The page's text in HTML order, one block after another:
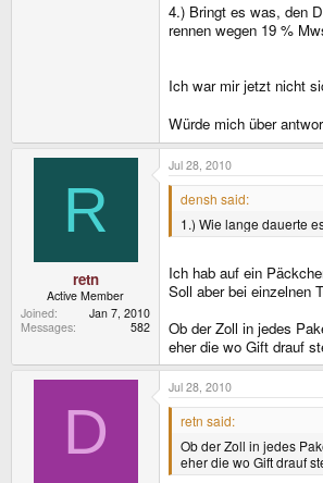
4.) Bringt es was, den
rennen wegen 19 %
Ich war mir jetzt nicht
Würde mich über
R
retn
Active Member
Joined
Jan 7, 2010
Messages
582
Jul 28, 2010
densh said:
1.) Wie lange dauerte
Ich hab auf ein
Soll aber bei einzelnen
Ob der Zoll in jedes
eher die wo Gift drauf
D
Jul 28, 2010
retn said:
Ob der Zoll in jedes
eher die wo Gift drauf